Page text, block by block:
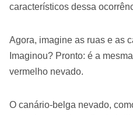
característicos dessa
Agora, imagine as ruas e as
Imaginou? Pronto: é a
vermelho nevado.
O canário-belga nevado,